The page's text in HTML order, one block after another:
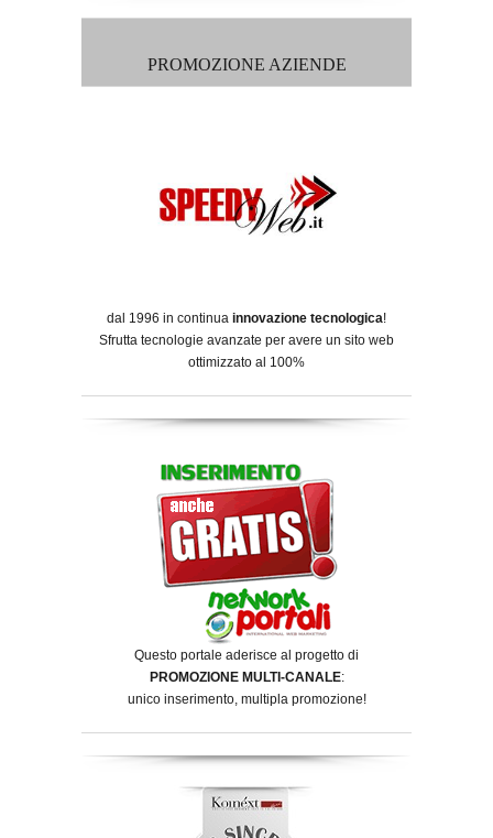
PROMOZIONE AZIENDE
dal 1996 in continua innovazione tecnologica!
Sfrutta tecnologie avanzate per avere un sito web
ottimizzato al 100%
Questo portale aderisce al progetto di
PROMOZIONE MULTI-CANALE:
unico inserimento, multipla promozione!